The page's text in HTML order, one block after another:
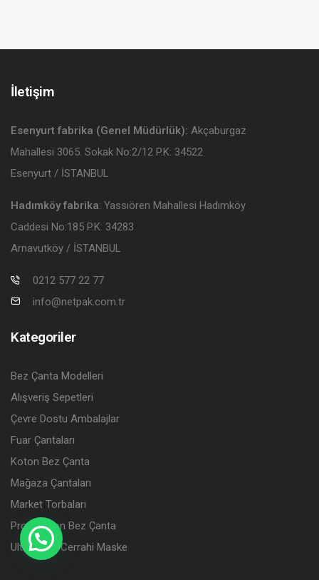
Kategoriler
Bez Çanta Modelleri
Alışveriş Sepetleri
Çevre Dostu Ambalajlar
Fuar Çantaları
Koton Bez Çanta
Mağaza Çantaları
Market Torbaları
Promosyon Bez Çanta
Ultramask Cerrahi Maske
İletişim
Esenyurt fabrika (Genel Müdürlük): Akçaburgaz
Mahallesi 3065. Sokak No:2/12 P.K: 34522
Esenyurt / İSTANBUL
Hadımköy fabrika: Yassıören Mahallesi Hadımköy
Caddesi No:185 P.K: 34283
Arnavutköy / İSTANBUL
0212 577 22 77
info@netpak.com.tr